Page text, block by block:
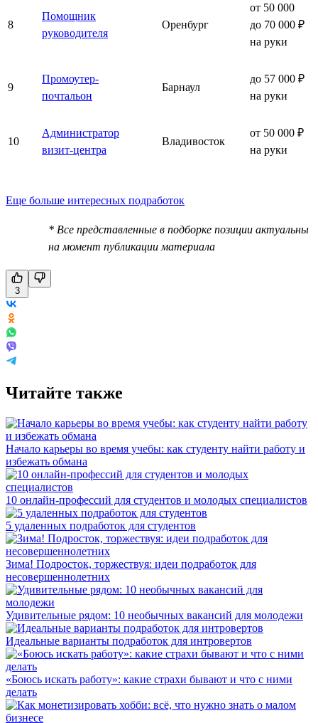
8
Помощник
руководителя
Оренбург
от 50 000
до 70 000 ₽
на руки
9
Промоутер-
почтальон
Барнаул
до 57 000 ₽
на руки
10
Администратор
визит-центра
Владивосток
от 50 000 ₽
на руки
Еще больше интересных подработок
* Все представленные в подборке позиции актуальны
на момент публикации материала
3
Читайте также
Начало карьеры во время учебы: как студенту найти работу и
избежать обмана
10 онлайн-профессий для студентов и молодых специалистов
5 удаленных подработок для студентов
Зима! Подросток, торжествуя: идеи подработок для
несовершеннолетних
Удивительные рядом: 10 необычных вакансий для молодежи
Идеальные варианты подработок для интровертов
«Боюсь искать работу»: какие страхи бывают и что с ними
делать